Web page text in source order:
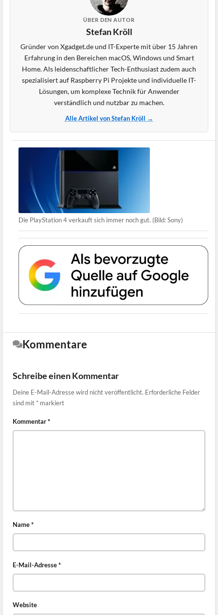
ÜBER DEN AUTOR
Stefan Kröll
Gründer von Xgadget.de und IT-Experte mit über 15 Jahren
Erfahrung in den Bereichen macOS, Windows und Smart
Home. Als leidenschaftlicher Tech-Enthusiast zudem auch
spezialisiert auf Raspberry Pi Projekte und individuelle IT-
Lösungen, um komplexe Technik für Anwender
verständlich und nutzbar zu machen.
Alle Artikel von Stefan Kröll →
Die PlayStation 4 verkauft sich immer noch gut. (Bild: Sony)
Kommentare
Schreibe einen Kommentar
Deine E-Mail-Adresse wird nicht veröffentlicht. Erforderliche Felder
sind mit * markiert
Kommentar*
Name*
E-Mail-Adresse*
Website